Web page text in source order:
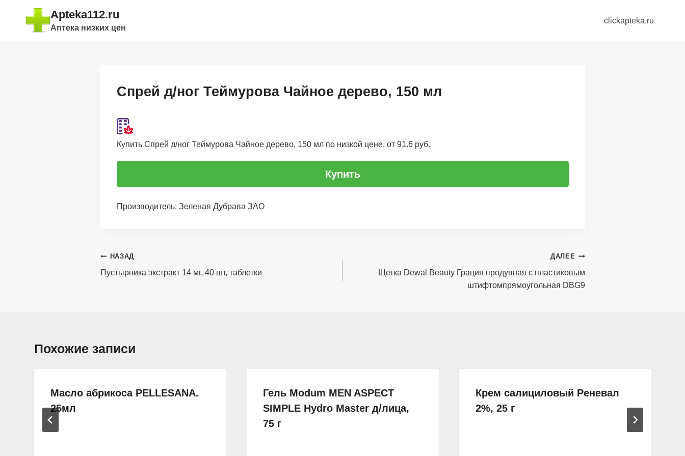
содержимому
Apteka112.ru
Аптека низких цен
clickapteka.ru
Спрей д/ног Теймурова Чайное дерево, 150 мл
Купить Спрей д/ног Теймурова Чайное дерево, 150 мл по низкой цене, от 91.6 руб.
Купить
Производитель: Зеленая Дубрава ЗАО
Навигация
по
НАЗАД
Пустырника экстракт 14 мг, 40 шт, таблетки
ДАЛЕЕ
Щетка Dewal Beauty Грация продувная с пластиковым
штифтомпрямоугольная DBG9
Похожие записи
Масло абрикоса PELLESANA.
25мл
Гель Modum MEN ASPECT
SIMPLE Hydro Master д/лица,
75 г
Крем салициловый Реневал
2%, 25 г